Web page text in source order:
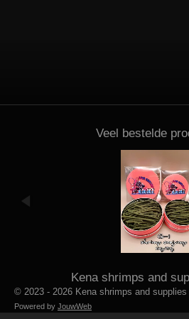
Veel bestelde
Kena shrimps and
© 2023 - 2026 Kena shrimps and supplies
Powered by JouwWeb